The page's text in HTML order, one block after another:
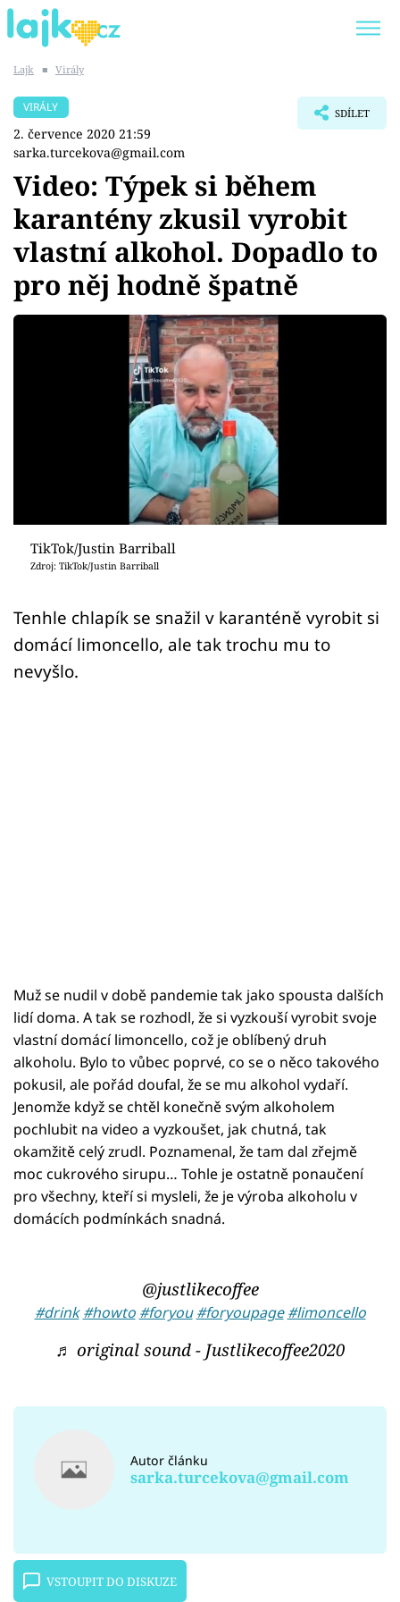
SHOPAHOLICADEL
Témata
Showbyznys
Youtubeři
Sex a vztahy
Sledujte prima+
Přihlášení
Sledujte nás
Lajk ■ Virály
VIRÁLY
2. července 2020 21:59
sarka.turcekova@gmail.com
SDÍLET
Video: Týpek si během
karantény zkusil vyrobit
vlastní alkohol. Dopadlo to
pro něj hodně špatně
TikTok/Justin Barriball
Zdroj: TikTok/Justin Barriball
Tenhle chlapík se snažil v karanténě vyrobit si
domácí limoncello, ale tak trochu mu to
nevyšlo.
Muž se nudil v době pandemie tak jako spousta dalších
lidí doma. A tak se rozhodl, že si vyzkouší vyrobit svoje
vlastní domácí limoncello, což je oblíbený druh
alkoholu. Bylo to vůbec poprvé, co se o něco takového
pokusil, ale pořád doufal, že se mu alkohol vydaří.
Jenomže když se chtěl konečně svým alkoholem
pochlubit na video a vyzkoušet, jak chutná, tak
okamžitě celý zrudl. Poznamenal, že tam dal zřejmě
moc cukrového sirupu… Tohle je ostatně ponaučení
pro všechny, kteří si mysleli, že je výroba alkoholu v
domácích podmínkách snadná.
@justlikecoffee
#drink #howto #foryou #foryoupage #limoncello
♬ original sound - Justlikecoffee2020
Autor článku
sarka.turcekova@gmail.com
VSTOUPIT DO DISKUZE